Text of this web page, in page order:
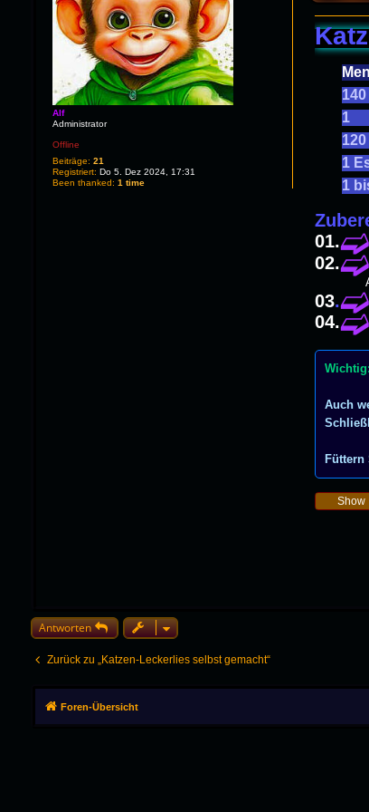
Alf
Administrator
Offline
Beiträge: 21
Registriert: Do 5. Dez 2024, 17:31
Been thanked: 1 time
1
1
1
01.➫
02.➫
03.➫
04.➫
Auch
Füttern
Antworten
Zurück zu „Katzen-Leckerlies selbst gemacht“
Foren-Übersicht